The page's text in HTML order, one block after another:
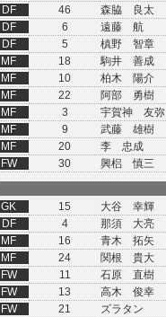
DF
46
森脇 良太
DF
6
遠藤 航
DF
5
槙野 智章
MF
18
駒井 善成
MF
10
柏木 陽介
MF
22
阿部 勇樹
MF
3
宇賀神 友弥
MF
9
武藤 雄樹
MF
20
李 忠成
FW
30
興梠 慎三
GK
15
大谷 幸輝
DF
4
那須 大亮
MF
16
青木 拓矢
MF
24
関根 貴大
FW
11
石原 直樹
FW
13
高木 俊幸
FW
21
ズラタン